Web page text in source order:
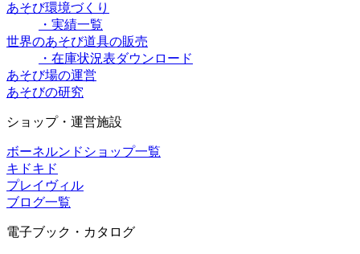
あそび環境づくり
・実績一覧
世界のあそび道具の販売
・在庫状況表ダウンロード
あそび場の運営
あそびの研究
ショップ・運営施設
ボーネルンドショップ一覧
キドキド
プレイヴィル
ブログ一覧
電子ブック・カタログ